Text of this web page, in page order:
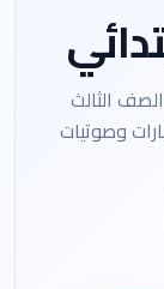
الثالث
واختبارات وصوتيات